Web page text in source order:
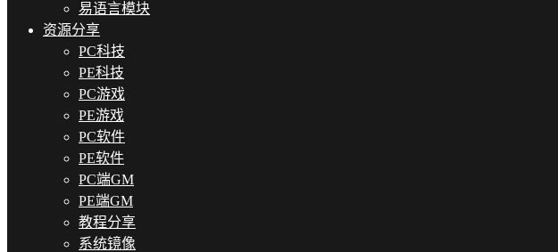
易语言模块
资源分享
PC科技
PE科技
PC游戏
PE游戏
PC软件
PE软件
PC端GM
PE端GM
教程分享
系统镜像